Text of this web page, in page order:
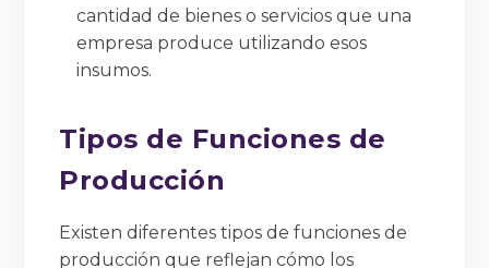
cantidad de bienes o servicios que una
empresa produce utilizando esos
insumos.
Tipos de Funciones de
Producción
Existen diferentes tipos de funciones de
producción que reflejan cómo los